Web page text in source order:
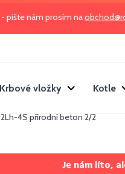
pište nám prosím na
Krbové vložky Kotle
2Lh-4S přírodní beton 2/2
Je nám líto,